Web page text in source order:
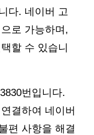
다. 네이버 고
로 가능하며,
할 수 있습니
번입니다.
결하여 네이버
편 사항을 해결